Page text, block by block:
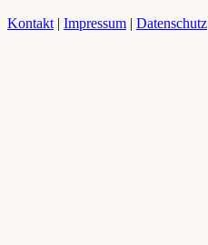
Kontakt | Impressum | Datenschutz